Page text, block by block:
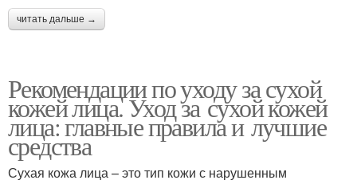
читать дальше →
Рекомендации по уходу за сухой
кожей лица. Уход за сухой кожей
лица: главные правила и лучшие
средства
Сухая кожа лица – это тип кожи с нарушенным